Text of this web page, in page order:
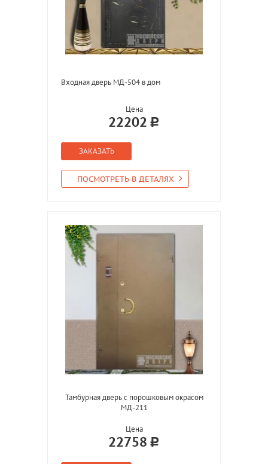
Входная дверь МД-504 в дом
Цена
22202
ЗАКАЗАТЬ
ПОСМОТРЕТЬ В ДЕТАЛЯХ
Тамбурная дверь с порошковым окрасом
МД-211
Цена
22758